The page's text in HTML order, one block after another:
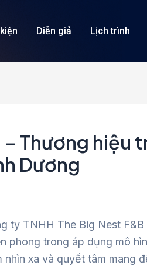
Diễn giả Lịch trình
Thương hiệu
Dương
ty TNHH The Big Nest
phong trong áp dụng mô
xa và quyết tâm mang